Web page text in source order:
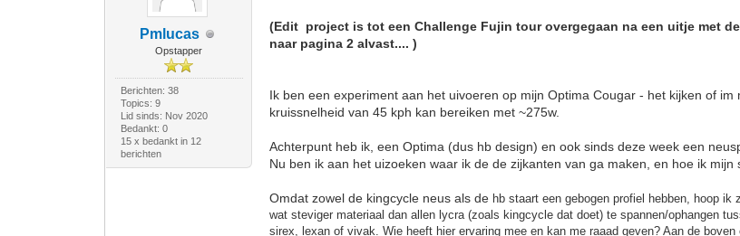
Pmlucas
Opstapper
Berichten: 38
Topics: 9
Lid sinds: Nov 2020
Bedankt: 0
15 x bedankt in 12
berichten
(Edit project is tot een Challenge Fujin tour overgegaan na een uitje met
naar pagina 2 alvast.... )
Ik ben een experiment aan het uivoeren op mijn Optima Cougar - het kijken of im
kruissnelheid van 45 kph kan bereiken met ~275w.
Achterpunt heb ik, een Optima (dus hb design) en ook sinds deze week een
Nu ben ik aan het uizoeken waar ik de de zijkanten van ga maken, en hoe ik mijn
Omdat zowel de kingcycle neus als de hb staart een gebogen profiel hebben, hoop
wat steviger materiaal dan allen lycra (zoals kingcycle dat doet) te spannen/ophangen
sirex, lexan of vivak. Wie heeft hier ervaring mee en kan me raaad geven? Aan de